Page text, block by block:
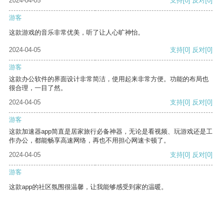
游客
这款游戏的音乐非常优美，听了让人心旷神怡。
2024-04-05 支持[0] 反对[0]
游客
这款办公软件的界面设计非常简洁，使用起来非常方便。功能的布局也
很合理，一目了然。
2024-04-05
支持[0] 反对[0]
游客
这款加速器app简直是居家旅行必备神器，无论是看视频、玩游戏还是工
作办公，都能畅享高速网络，再也不用担心网速卡顿了。
2024-04-05
支持[0] 反对[0]
游客
这款app的社区氛围很温馨，让我能够感受到家的温暖。